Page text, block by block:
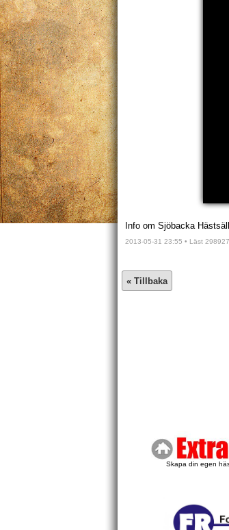
Info om Sjöbacka
2013-05-31 23:55 • Läst
Skapa din egen